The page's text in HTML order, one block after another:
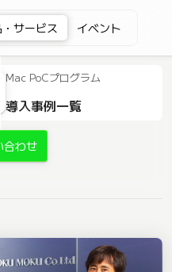
サービス イベント
Mac PoCプログラム
導入事例一覧
合わせ